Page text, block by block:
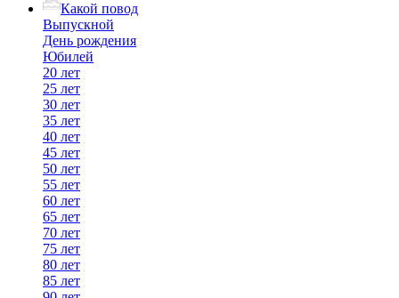
Какой повод
Выпускной
День рождения
Юбилей
20 лет
25 лет
30 лет
35 лет
40 лет
45 лет
50 лет
55 лет
60 лет
65 лет
70 лет
75 лет
80 лет
85 лет